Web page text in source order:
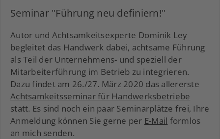
Seminar "Führung neu definiern!"
Autor und Achtsamkeitsexperte Dominik Ley
begleitet das Handwerk dabei, achtsame Führung
als Teil der Unternehmens- und speziell der
Mitarbeiterführung im Betrieb zu integrieren.
Dazu findet am 26./27. März 2020 das allererste
Achtsamkeitsseminar für Handwerksbetriebe
statt. Es sind noch ein paar Seminarplätze frei, Ihre
Anmeldung können Sie gerne per E-Mail formlos
an mich senden.